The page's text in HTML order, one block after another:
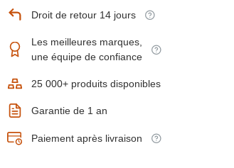
Droit de retour 14 jours
Les meilleures marques,
une équipe de confiance
25 000+ produits disponibles
Garantie de 1 an
Paiement après livraison